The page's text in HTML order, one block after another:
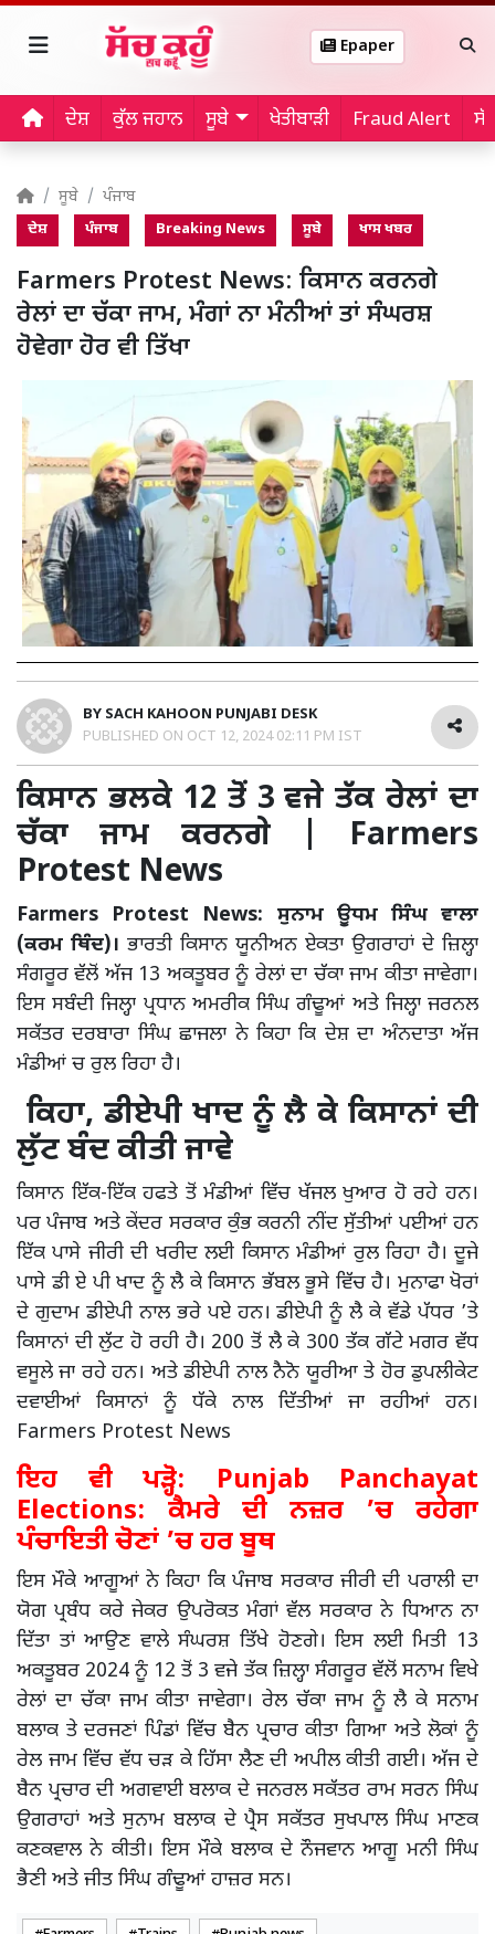
Epaper
ਦੇਸ਼ ਕੁੱਲ ਜਹਾਨ ਸੂਬੇ ਖੇਤੀਬਾੜੀ Fraud Alert
ਸੂਬੇ ਪੰਜਾਬ
ਦੇਸ਼ ਪੰਜਾਬ Breaking News ਸੂਬੇ ਖਾਸ ਖਬਰ
Farmers Protest News: ਕਿਸਾਨ ਕਰਨਗੇ
ਰੇਲਾਂ ਦਾ ਚੱਕਾ ਜਾਮ, ਮੰਗਾਂ ਨਾ ਮੰਨੀਆਂ ਤਾਂ ਸੰਘਰਸ਼
ਹੋਵੇਗਾ ਹੋਰ ਵੀ ਤਿੱਖਾ
BY SACH KAHOON PUNJABI DESK
PUBLISHED ON OCT 12, 2024 02:11 PM IST
ਕਿਸਾਨ ਭਲਕੇ 12 ਤੋਂ 3 ਵਜੇ ਤੱਕ ਰੇਲਾਂ ਦਾ
ਚੱਕਾ ਜਾਮ ਕਰਨਗੇ | Farmers
Protest News
Farmers Protest News: ਸੁਨਾਮ ਊਧਮ ਸਿੰਘ ਵਾਲਾ
(ਕਰਮ ਥਿੰਦ)। ਭਾਰਤੀ ਕਿਸਾਨ ਯੂਨੀਅਨ ਏਕਤਾ ਉਗਰਾਹਾਂ ਦੇ ਜ਼ਿਲ੍ਹਾ
ਸੰਗਰੂਰ ਵੱਲੋਂ ਅੱਜ 13 ਅਕਤੂਬਰ ਨੂੰ ਰੇਲਾਂ ਦਾ ਚੱਕਾ ਜਾਮ ਕੀਤਾ ਜਾਵੇਗਾ।
ਇਸ ਸਬੰਦੀ ਜਿਲ੍ਹਾ ਪ੍ਰਧਾਨ ਅਮਰੀਕ ਸਿੰਘ ਗੰਢੂਆਂ ਅਤੇ ਜਿਲ੍ਹਾ ਜਰਨਲ
ਸਕੱਤਰ ਦਰਬਾਰਾ ਸਿੰਘ ਛਾਜਲਾ ਨੇ ਕਿਹਾ ਕਿ ਦੇਸ਼ ਦਾ ਅੰਨਦਾਤਾ ਅੱਜ
ਮੰਡੀਆਂ ਚ ਰੁਲ ਰਿਹਾ ਹੈ।
ਕਿਹਾ, ਡੀਏਪੀ ਖਾਦ ਨੂੰ ਲੈ ਕੇ ਕਿਸਾਨਾਂ ਦੀ
ਲੁੱਟ ਬੰਦ ਕੀਤੀ ਜਾਵੇ
ਕਿਸਾਨ ਇੱਕ-ਇੱਕ ਹਫਤੇ ਤੋਂ ਮੰਡੀਆਂ ਵਿੱਚ ਖੱਜਲ ਖੁਆਰ ਹੋ ਰਹੇ ਹਨ।
ਪਰ ਪੰਜਾਬ ਅਤੇ ਕੇਂਦਰ ਸਰਕਾਰ ਕੁੰਭ ਕਰਨੀ ਨੀਂਦ ਸੁੱਤੀਆਂ ਪਈਆਂ ਹਨ
ਇੱਕ ਪਾਸੇ ਜੀਰੀ ਦੀ ਖਰੀਦ ਲਈ ਕਿਸਾਨ ਮੰਡੀਆਂ ਰੁਲ ਰਿਹਾ ਹੈ। ਦੂਜੇ
ਪਾਸੇ ਡੀ ਏ ਪੀ ਖਾਦ ਨੂੰ ਲੈ ਕੇ ਕਿਸਾਨ ਭੱਬਲ ਭੂਸੇ ਵਿੱਚ ਹੈ। ਮੁਨਾਫਾ ਖੋਰਾਂ
ਦੇ ਗੁਦਾਮ ਡੀਏਪੀ ਨਾਲ ਭਰੇ ਪਏ ਹਨ। ਡੀਏਪੀ ਨੂੰ ਲੈ ਕੇ ਵੱਡੇ ਪੱਧਰ ’ਤੇ
ਕਿਸਾਨਾਂ ਦੀ ਲੁੱਟ ਹੋ ਰਹੀ ਹੈ। 200 ਤੋਂ ਲੈ ਕੇ 300 ਤੱਕ ਗੱਟੇ ਮਗਰ ਵੱਧ
ਵਸੂਲੇ ਜਾ ਰਹੇ ਹਨ। ਅਤੇ ਡੀਏਪੀ ਨਾਲ ਨੈਨੋ ਯੂਰੀਆ ਤੇ ਹੋਰ ਡੁਪਲੀਕੇਟ
ਦਵਾਈਆਂ ਕਿਸਾਨਾਂ ਨੂੰ ਧੱਕੇ ਨਾਲ ਦਿੱਤੀਆਂ ਜਾ ਰਹੀਆਂ ਹਨ।
Farmers Protest News
ਇਹ ਵੀ ਪੜ੍ਹੋ: Punjab Panchayat
Elections: ਕੈਮਰੇ ਦੀ ਨਜ਼ਰ ’ਚ ਰਹੇਗਾ
ਪੰਚਾਇਤੀ ਚੋਣਾਂ ’ਚ ਹਰ ਬੂਥ
ਇਸ ਮੌਕੇ ਆਗੂਆਂ ਨੇ ਕਿਹਾ ਕਿ ਪੰਜਾਬ ਸਰਕਾਰ ਜੀਰੀ ਦੀ ਪਰਾਲੀ ਦਾ
ਯੋਗ ਪ੍ਰਬੰਧ ਕਰੇ ਜੇਕਰ ਉਪਰੋਕਤ ਮੰਗਾਂ ਵੱਲ ਸਰਕਾਰ ਨੇ ਧਿਆਨ ਨਾ
ਦਿੱਤਾ ਤਾਂ ਆਉਣ ਵਾਲੇ ਸੰਘਰਸ਼ ਤਿੱਖੇ ਹੋਣਗੇ। ਇਸ ਲਈ ਮਿਤੀ 13
ਅਕਤੂਬਰ 2024 ਨੂੰ 12 ਤੋਂ 3 ਵਜੇ ਤੱਕ ਜ਼ਿਲ੍ਹਾ ਸੰਗਰੂਰ ਵੱਲੋਂ ਸਨਾਮ ਵਿਖੇ
ਰੇਲਾਂ ਦਾ ਚੱਕਾ ਜਾਮ ਕੀਤਾ ਜਾਵੇਗਾ। ਰੇਲ ਚੱਕਾ ਜਾਮ ਨੂੰ ਲੈ ਕੇ ਸਨਾਮ
ਬਲਾਕ ਤੇ ਦਰਜਣਾਂ ਪਿੰਡਾਂ ਵਿੱਚ ਬੈਨ ਪ੍ਰਚਾਰ ਕੀਤਾ ਗਿਆ ਅਤੇ ਲੋਕਾਂ ਨੂੰ
ਰੇਲ ਜਾਮ ਵਿੱਚ ਵੱਧ ਚੜ ਕੇ ਹਿੱਸਾ ਲੈਣ ਦੀ ਅਪੀਲ ਕੀਤੀ ਗਈ। ਅੱਜ ਦੇ
ਬੈਨ ਪ੍ਰਚਾਰ ਦੀ ਅਗਵਾਈ ਬਲਾਕ ਦੇ ਜਨਰਲ ਸਕੱਤਰ ਰਾਮ ਸਰਨ ਸਿੰਘ
ਉਗਰਾਹਾਂ ਅਤੇ ਸੁਨਾਮ ਬਲਾਕ ਦੇ ਪ੍ਰੈਸ ਸਕੱਤਰ ਸੁਖਪਾਲ ਸਿੰਘ ਮਾਣਕ
ਕਣਕਵਾਲ ਨੇ ਕੀਤੀ। ਇਸ ਮੌਕੇ ਬਲਾਕ ਦੇ ਨੌਜਵਾਨ ਆਗੂ ਮਨੀ ਸਿੰਘ
ਭੈਣੀ ਅਤੇ ਜੀਤ ਸਿੰਘ ਗੰਢੂਆਂ ਹਾਜ਼ਰ ਸਨ।